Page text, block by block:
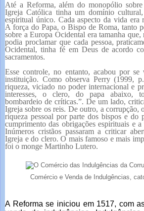
Até a Reforma, além do monopólio
Igreja Católica tinha um domínio
espiritual único. Cada aspecto da vida era
A força do Papa, o Bispo de Roma, tanto
sobre a Europa Ocidental era tamanha
podia proclamar que cada pessoa,
Ocidental, tinha fé em Deus de acordo
sacramentos.
Esse controle, no entanto, acabou por
instituição. Como observa Perry (1999,
riqueza, viciado no poder internacional e
interesses, o clero, do papa abaixo,
bombardeio de críticas.”. De um lado,
Igreja sobre os reis. De outro, a corrupção,
riqueza pessoal por parte dos bispos e do
cumprimento das obrigações espirituais e
Inúmeros cristãos passaram a criticar
Igreja e do clero. O mais famoso e mais
foi o monge Martinho Lutero.
Comércio e Venda de Indulgências,
A Reforma se iniciou em 1517, com